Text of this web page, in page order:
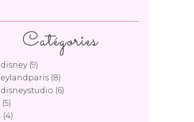
Catégories
(9)
(8)
(6)
(5)
(4)